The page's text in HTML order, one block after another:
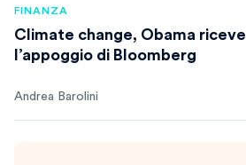
FINANZA
Climate change, Obama riceve
l’appoggio di Bloomberg
Andrea Barolini